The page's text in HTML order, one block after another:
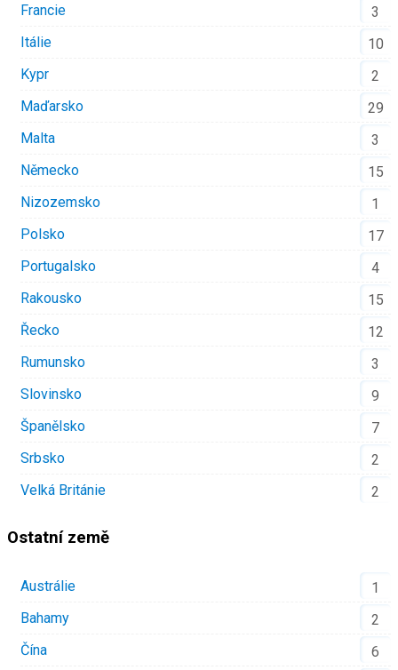
Francie
3
Itálie
10
Kypr
2
Maďarsko
29
Malta
3
Německo
15
Nizozemsko
1
Polsko
17
Portugalsko
4
Rakousko
15
Řecko
12
Rumunsko
3
Slovinsko
9
Španělsko
7
Srbsko
2
Velká Británie
2
Ostatní země
Austrálie
1
Bahamy
2
Čína
6